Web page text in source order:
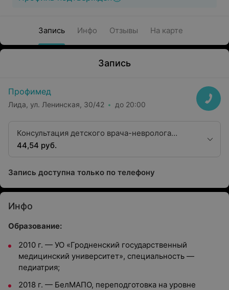
Запись Инфо Отзывы На карте
Запись
Профимед
Лида, ул. Ленинская, 30/42 до 20:00
Консультация детского врача-невролога
второй квалификационной категории
44,54 руб.
Запись доступна только по телефону
Инфо
Образование:
2010 г. — УО «Гродненский государственный
медицинский университет», специальность —
педиатрия;
2018 г. — БелМАПО, переподготовка на уровне